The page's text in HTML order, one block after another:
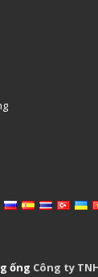
ống Công ty